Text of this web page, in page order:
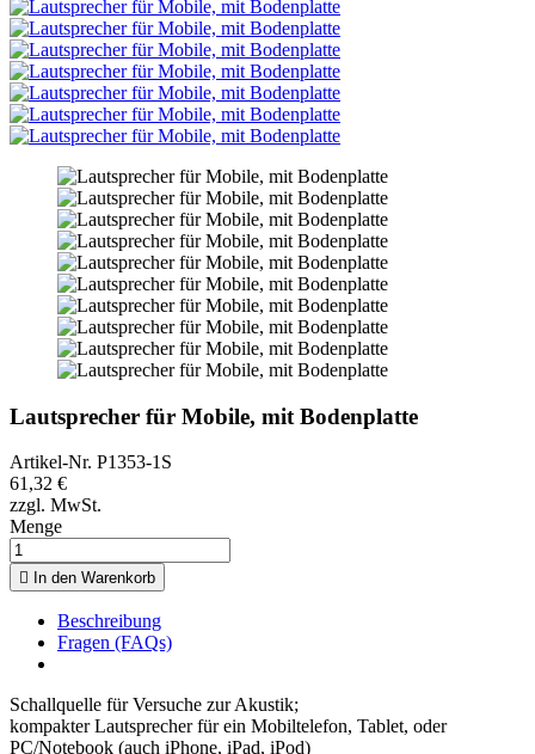
Lautsprecher für Mobile, mit Bodenplatte
Artikel-Nr. P1353-1S
61,32 €
zzgl. MwSt.
Menge
 In den Warenkorb
Beschreibung
Fragen (FAQs)
Schallquelle für Versuche zur Akustik;
kompakter Lautsprecher für ein Mobiltelefon, Tablet, oder
PC/Notebook (auch iPhone, iPad, iPod)